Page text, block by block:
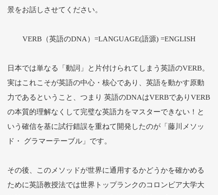
景をお話しさせてください。
VERB（英語のDNA）=LANGUAGE(語源) =ENGLISH
日本では単なる「動詞」と片付けられてしまう英語のVERB。
実はこれこそが英語の中心・核心であり、英語を動かす原動
力であるということ、つまり 英語のDNAはVERBでありVERB
の本質的理解なくして完璧な英語力をマスターできない！と
いう確信を基に試行錯誤を重ねて開発したのが「藤川メソッ
ド・ グラマーテーブル」です。
その後、このメソッドが世界に通用するかどうかを確かめる
ために英語教授法では世界トップランクのコロンビア大学大